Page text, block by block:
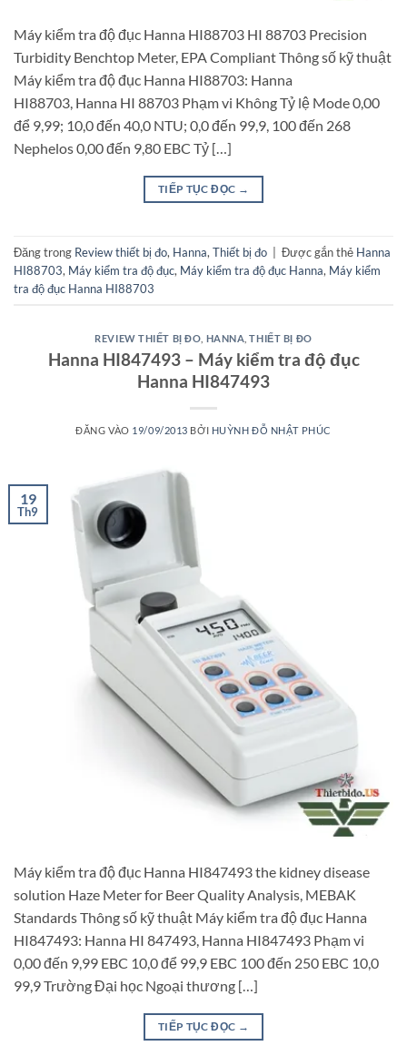
Máy kiểm tra độ đục Hanna HI88703 HI 88703 Precision
Turbidity Benchtop Meter, EPA Compliant Thông số kỹ thuật
Máy kiểm tra độ đục Hanna HI88703: Hanna
HI88703, Hanna HI 88703 Phạm vi Không Tỷ lệ Mode 0,00
để 9,99; 10,0 đến 40,0 NTU; 0,0 đến 99,9, 100 đến 268
Nephelos 0,00 đến 9,80 EBC Tỷ […]
TIẾP TỤC ĐỌC →
Đăng trong Review thiết bị đo, Hanna, Thiết bị đo | Được gắn thẻ Hanna
HI88703, Máy kiểm tra độ đục, Máy kiểm tra độ đục Hanna, Máy kiểm
tra độ đục Hanna HI88703
REVIEW THIẾT BỊ ĐO HANNA ,THIẾT BỊ ĐO
Hanna HI847493 – Máy kiểm tra độ đục
Hanna HI847493
ĐĂNG VÀO 19/09/2013 BỞI HUỲNH ĐỖ NHẬT PHÚC
19
Th9
Máy kiểm tra độ đục Hanna HI847493 the kidney disease
solution Haze Meter for Beer Quality Analysis, MEBAK
Standards Thông số kỹ thuật Máy kiểm tra độ đục Hanna
HI847493: Hanna HI 847493, Hanna HI847493 Phạm vi
0,00 đến 9,99 EBC 10,0 để 99,9 EBC 100 đến 250 EBC 10,0
99,9 Trường Đại học Ngoại thương […]
TIẾP TỤC ĐỌC →